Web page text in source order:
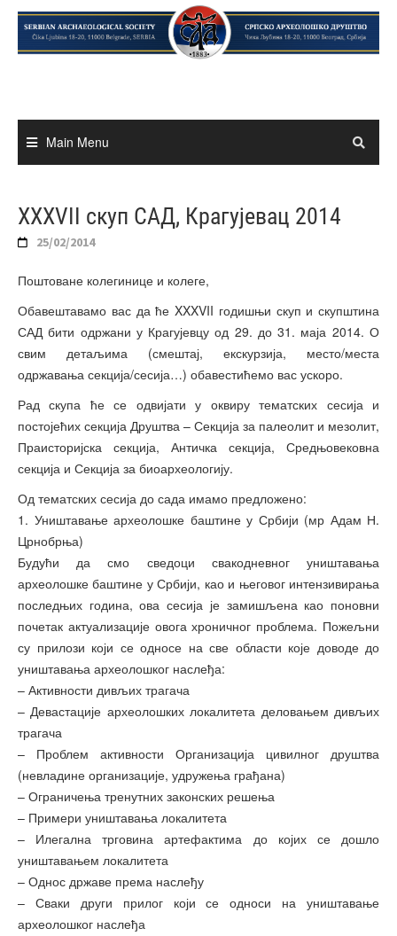
Skip
content
Main Menu
XXXVII скуп САД, Крагујевац 2014
25/02/2014
Поштоване колегинице и колеге,
Обавештавамо вас да ће XXXVII годишњи скуп и скупштина
САД бити одржани у Крагујевцу од 29. до 31. маја 2014. О
свим детаљима (смештај, екскурзија, место/места
одржавања секција/сесија…) обавестићемо вас ускоро.
Рад скупа ће се одвијати у оквиру тематских сесија и
постојећих секција Друштва – Секција за палеолит и мезолит,
Праисторијска секција, Античка секција, Средњовековна
секција и Секција за биоархеологију.
Од тематских сесија до сада имамо предложено:
1. Уништавање археолошке баштине у Србији (мр Адам Н.
Црнобрња)
Будући да смо сведоци свакодневног уништавања
археолошке баштине у Србији, као и његовог интензивирања
последњих година, ова сесија је замишљена као поновни
почетак актуализације овога хроничног проблема. Пожељни
су прилози који се односе на све области које доводе до
уништавања археолошког наслеђа:
– Активности дивљих трагача
– Девастације археолошких локалитета деловањем дивљих
трагача
– Проблем активности Организација цивилног друштва
(невладине организације, удружења грађана)
– Ограничења тренутних законских решења
– Примери уништавања локалитета
– Илегална трговина артефактима до којих се дошло
уништавањем локалитета
– Однос државе према наслеђу
– Сваки други прилог који се односи на уништавање
археолошког наслеђа